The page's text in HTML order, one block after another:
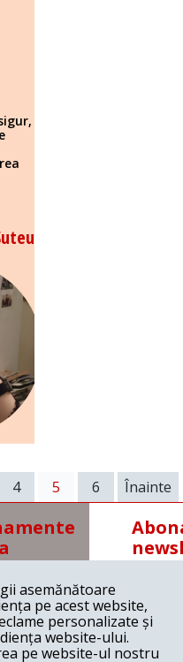
4 5 6 Înainte
interne
prin poștă
luni
asemănătoare
pe acest website,
personalizate și
website-ului.
pe website-ul nostru